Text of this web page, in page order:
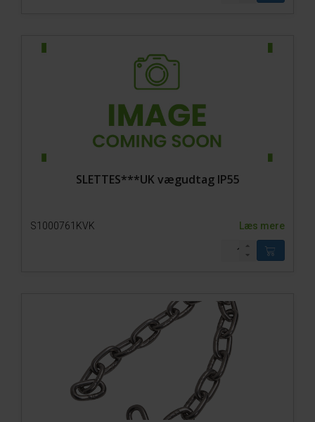
SLETTES***UK vægudtag IP55
S1000761KVK Læs mere